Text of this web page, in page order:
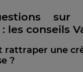
sur
les conseils
rattraper une
?